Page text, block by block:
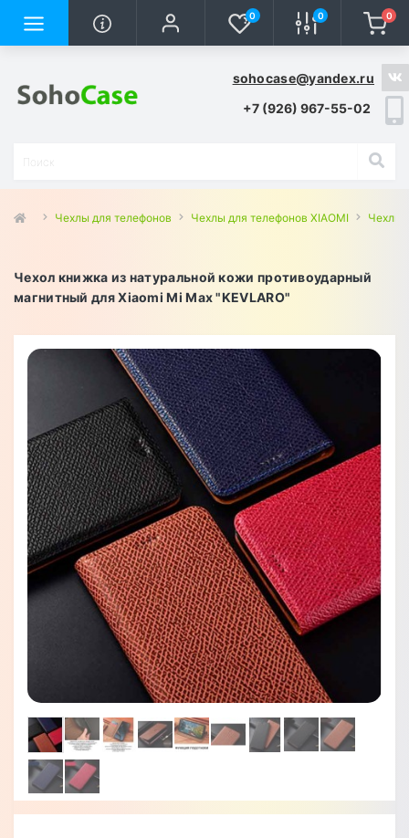
0 0 0
sohocase@yandex.ru
+7 (926) 967-55-02
Чехлы для телефонов Чехлы для телефонов XIAOMI Чехлы
Чехол книжка из натуральной кожи противоударный
магнитный для Xiaomi Mi Max "KEVLARO"